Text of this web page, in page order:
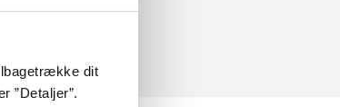
dit
”Detaljer”.